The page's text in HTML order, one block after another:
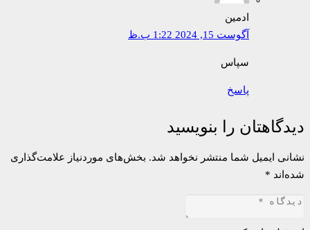
ادمین
آگوست 15, 2024 1:22 ب.ظ
سپاس
پاسخ
دیدگاهتان را بنویسید
نشانی ایمیل شما منتشر نخواهد شد. بخش‌های موردنیاز علامت‌گذاری
شده‌اند *